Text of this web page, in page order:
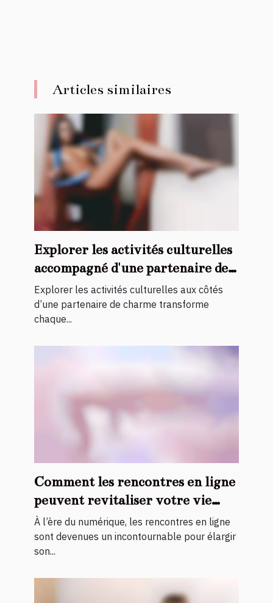
Articles similaires
Explorer les activités culturelles
accompagné d'une partenaire de
charme
Explorer les activités culturelles aux côtés
d’une partenaire de charme transforme
chaque...
Comment les rencontres en ligne
peuvent revitaliser votre vie
sociale ?
À l’ère du numérique, les rencontres en ligne
sont devenues un incontournable pour élargir
son...